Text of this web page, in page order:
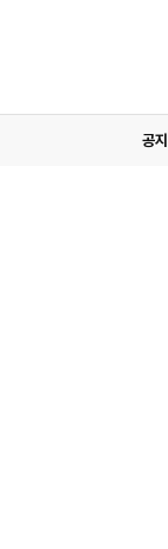
공지